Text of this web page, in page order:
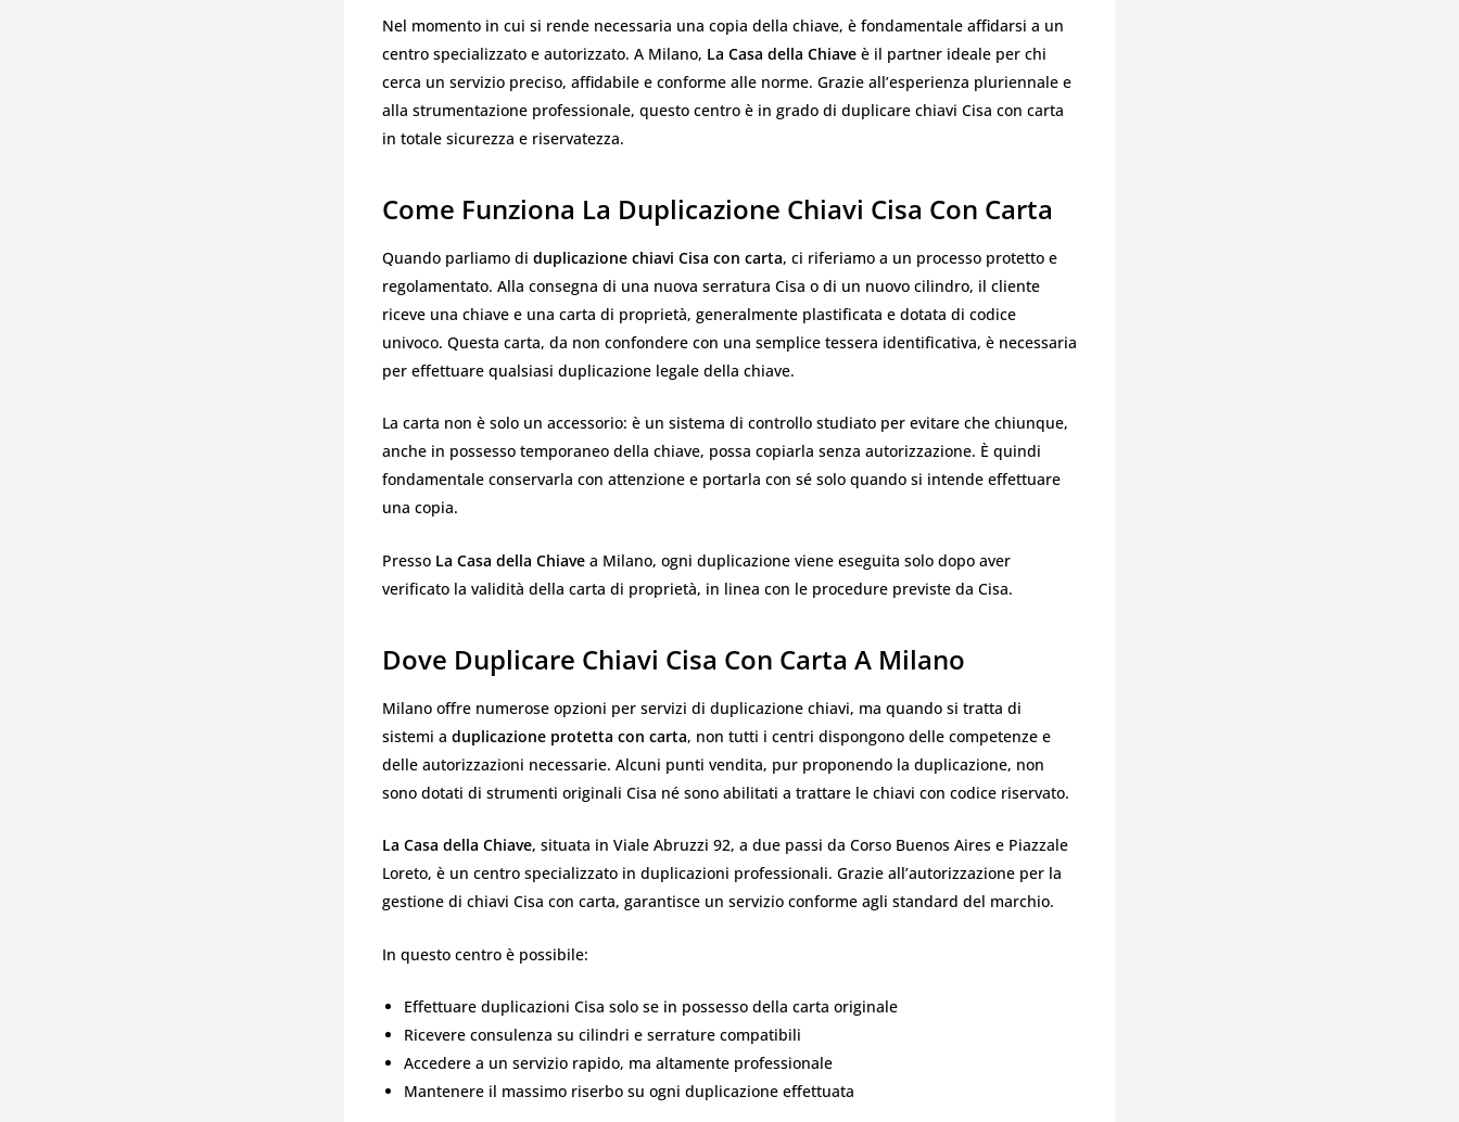
Nel momento in cui si rende necessaria una copia della chiave, è fondamentale affidarsi a un
centro specializzato e autorizzato. A Milano, La Casa della Chiave è il partner ideale per chi
cerca un servizio preciso, affidabile e conforme alle norme. Grazie all’esperienza pluriennale e
alla strumentazione professionale, questo centro è in grado di duplicare chiavi Cisa con carta
in totale sicurezza e riservatezza.
Come Funziona La Duplicazione Chiavi Cisa Con Carta
Quando parliamo di duplicazione chiavi Cisa con carta, ci riferiamo a un processo protetto e
regolamentato. Alla consegna di una nuova serratura Cisa o di un nuovo cilindro, il cliente
riceve una chiave e una carta di proprietà, generalmente plastificata e dotata di codice
univoco. Questa carta, da non confondere con una semplice tessera identificativa, è necessaria
per effettuare qualsiasi duplicazione legale della chiave.
La carta non è solo un accessorio: è un sistema di controllo studiato per evitare che chiunque,
anche in possesso temporaneo della chiave, possa copiarla senza autorizzazione. È quindi
fondamentale conservarla con attenzione e portarla con sé solo quando si intende effettuare
una copia.
Presso La Casa della Chiave a Milano, ogni duplicazione viene eseguita solo dopo aver
verificato la validità della carta di proprietà, in linea con le procedure previste da Cisa.
Dove Duplicare Chiavi Cisa Con Carta A Milano
Milano offre numerose opzioni per servizi di duplicazione chiavi, ma quando si tratta di
sistemi a duplicazione protetta con carta, non tutti i centri dispongono delle competenze e
delle autorizzazioni necessarie. Alcuni punti vendita, pur proponendo la duplicazione, non
sono dotati di strumenti originali Cisa né sono abilitati a trattare le chiavi con codice riservato.
La Casa della Chiave, situata in Viale Abruzzi 92, a due passi da Corso Buenos Aires e Piazzale
Loreto, è un centro specializzato in duplicazioni professionali. Grazie all’autorizzazione per la
gestione di chiavi Cisa con carta, garantisce un servizio conforme agli standard del marchio.
In questo centro è possibile:
Effettuare duplicazioni Cisa solo se in possesso della carta originale
Ricevere consulenza su cilindri e serrature compatibili
Accedere a un servizio rapido, ma altamente professionale
Mantenere il massimo riserbo su ogni duplicazione effettuata